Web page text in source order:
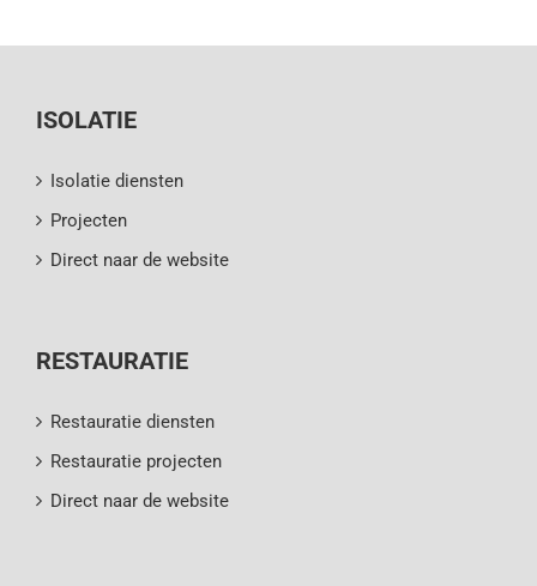
ISOLATIE
Isolatie diensten
Projecten
Direct naar de website
RESTAURATIE
Restauratie diensten
Restauratie projecten
Direct naar de website